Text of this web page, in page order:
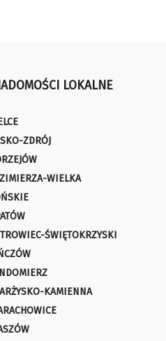
LOKALNE
ZDRÓJ
WIELKA
ŚWIĘTOKRZYSKI
KAMIENNA